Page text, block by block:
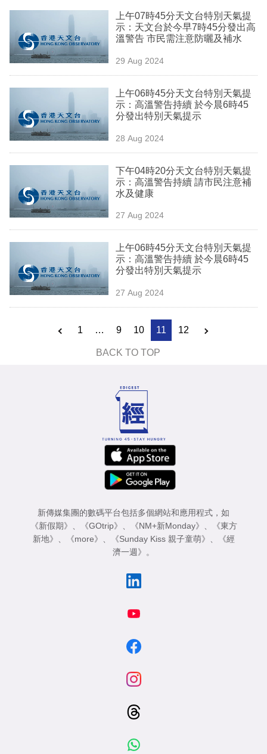
上午07時45分天文台特別天氣提
示：天文台於今早7時45分發出高
溫警告 市民需注意防曬及補水
29 Aug 2024
上午06時45分天文台特別天氣提
示：高溫警告持續 於今晨6時45
分發出特別天氣提示
28 Aug 2024
下午04時20分天文台特別天氣提
示：高溫警告持續 請市民注意補
水及健康
27 Aug 2024
上午06時45分天文台特別天氣提
示：高溫警告持續 於今晨6時45
分發出特別天氣提示
27 Aug 2024
1 … 9 10 11 12
BACK TO TOP
新傳媒集團的數碼平台包括多個網站和應用程式，如
《新假期》 、 《GOtrip》 、 《NM+新Monday》 、
《東方
新地》 、 《more》 、 《Sunday Kiss 親子童萌》 、
《經
濟一週》 。